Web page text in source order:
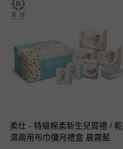
柔仕 - 特級棉柔新生兒賀禮 / 乾
濕兩用布巾彌月禮盒 晨霧藍